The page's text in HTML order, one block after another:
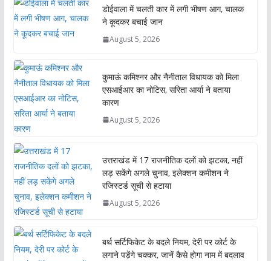
डोईवाला में चलती कार में लगी भीषण आग, चालक
ने कूदकर बचाई जान
August 5, 2026
कुमाऊं कमिश्नर और नैनीताल विधायक को मिला
एसआईआर का नोटिस, सरिता आर्या ने बताया
कारण
August 5, 2026
उत्तराखंड में 17 राजनीतिक दलों को झटका, नहीं
लड़ सकेंगे अगले चुनाव, इलेक्शन कमीशन ने
रजिस्टर्ड सूची से हटाया
August 5, 2026
बर्थ सर्टिफिकेट के बदले नियम, देरी पर कोर्ट के
लगाने पड़ेंगे चक्कर, जानें कैसे होगा नाम में बदलाव